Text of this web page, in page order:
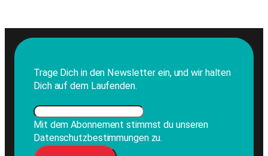
Trage Dich in den Newsletter ein, und wir halten
Dich auf dem Laufenden.
Mit dem Abonnement stimmst du unseren
Datenschutzbestimmungen zu.